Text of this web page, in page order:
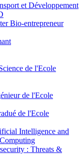
et Développement
Bio-entrepreneur
de l'Ecole
de l'Ecole
de l'Ecole
Intelligence and
: Threats &